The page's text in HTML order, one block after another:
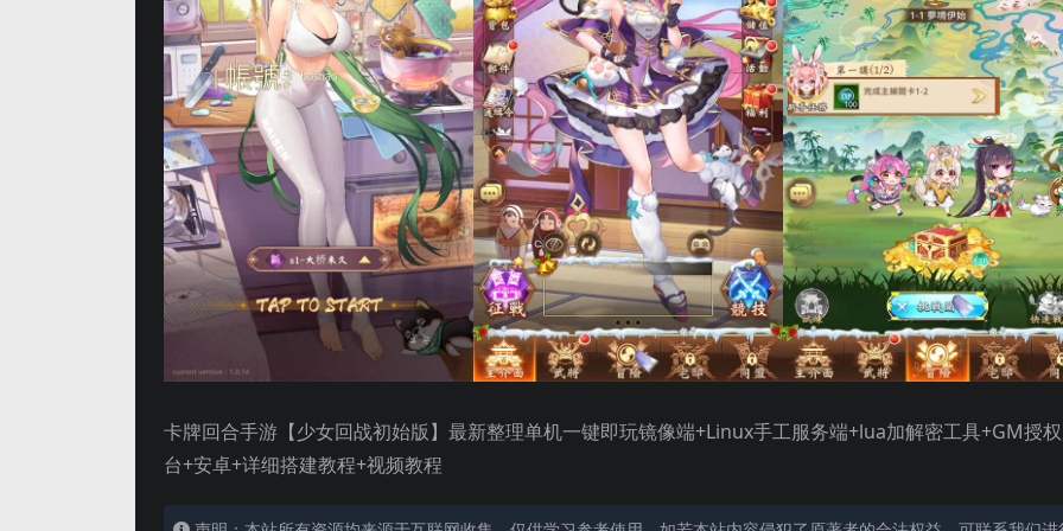
卡牌回合手游【少女回战初始版】最新整理单机一键即玩镜像端+Linux手工服务端+lua加解密工具+GM授
台+安卓+详细搭建教程+视频教程